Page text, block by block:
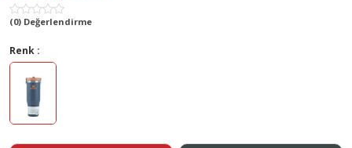
(0) Değerlendirme
Renk :